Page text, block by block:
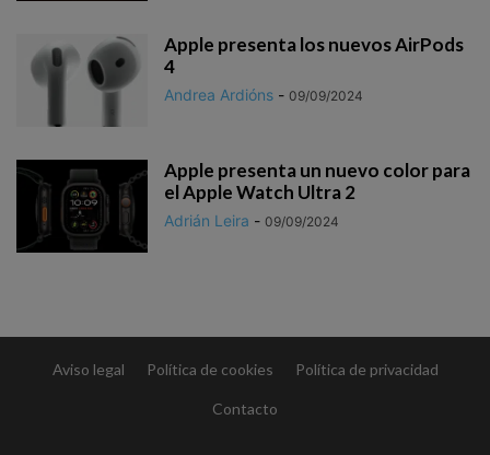
Apple presenta los nuevos AirPods
4
Andrea Ardións - 09/09/2024
Apple presenta un nuevo color para
el Apple Watch Ultra 2
Adrián Leira - 09/09/2024
Aviso legal Política de cookies Política de privacidad
Contacto